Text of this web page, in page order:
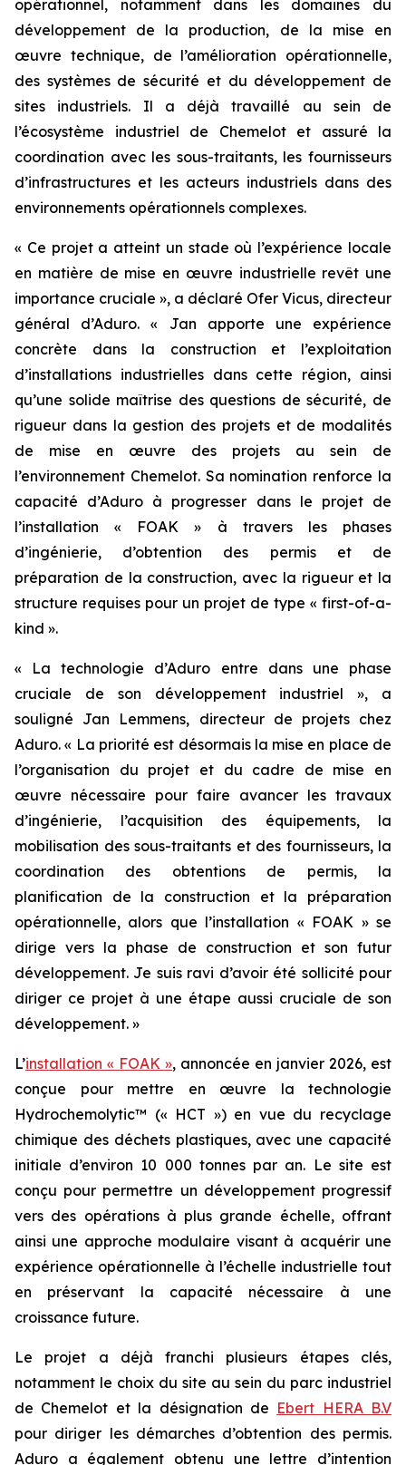
opérationnel, notamment dans les domaines du
développement de la production, de la mise en
œuvre technique, de l’amélioration opérationnelle,
des systèmes de sécurité et du développement de
sites industriels. Il a déjà travaillé au sein de
l’écosystème industriel de Chemelot et assuré la
coordination avec les sous-traitants, les fournisseurs
d’infrastructures et les acteurs industriels dans des
environnements opérationnels complexes.
« Ce projet a atteint un stade où l’expérience locale
en matière de mise en œuvre industrielle revêt une
importance cruciale », a déclaré Ofer Vicus, directeur
général d’Aduro. « Jan apporte une expérience
concrète dans la construction et l’exploitation
d’installations industrielles dans cette région, ainsi
qu’une solide maîtrise des questions de sécurité, de
rigueur dans la gestion des projets et de modalités
de mise en œuvre des projets au sein de
l’environnement Chemelot. Sa nomination renforce la
capacité d’Aduro à progresser dans le projet de
l’installation « FOAK » à travers les phases
d’ingénierie, d’obtention des permis et de
préparation de la construction, avec la rigueur et la
structure requises pour un projet de type « first-of-a-
kind ».
« La technologie d’Aduro entre dans une phase
cruciale de son développement industriel », a
souligné Jan Lemmens, directeur de projets chez
Aduro. « La priorité est désormais la mise en place de
l’organisation du projet et du cadre de mise en
œuvre nécessaire pour faire avancer les travaux
d’ingénierie, l’acquisition des équipements, la
mobilisation des sous-traitants et des fournisseurs, la
coordination des obtentions de permis, la
planification de la construction et la préparation
opérationnelle, alors que l’installation « FOAK » se
dirige vers la phase de construction et son futur
développement. Je suis ravi d’avoir été sollicité pour
diriger ce projet à une étape aussi cruciale de son
développement. »
L’installation « FOAK », annoncée en janvier 2026, est
conçue pour mettre en œuvre la technologie
Hydrochemolytic™ (« HCT ») en vue du recyclage
chimique des déchets plastiques, avec une capacité
initiale d’environ 10 000 tonnes par an. Le site est
conçu pour permettre un développement progressif
vers des opérations à plus grande échelle, offrant
ainsi une approche modulaire visant à acquérir une
expérience opérationnelle à l’échelle industrielle tout
en préservant la capacité nécessaire à une
croissance future.
Le projet a déjà franchi plusieurs étapes clés,
notamment le choix du site au sein du parc industriel
de Chemelot et la désignation de Ebert HERA B.V
pour diriger les démarches d’obtention des permis.
Aduro a également obtenu une lettre d’intention